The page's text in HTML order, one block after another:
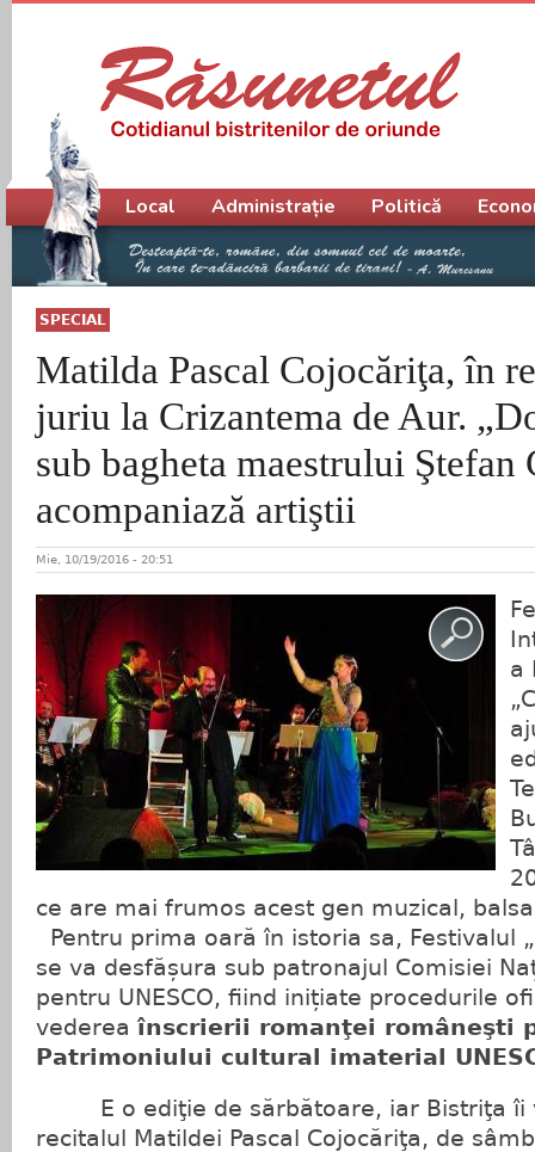
SPECIAL
Matilda Pascal Cojocăriţa, în
juriu la Crizantema de Aur.
sub bagheta maestrului Ştefan
acompaniază artiştii
Mie, 10/19/2016 - 20:51
a
ce are mai frumos acest gen muzical,
Pentru prima oară în istoria sa, Festivalul
se va desfășura sub patronajul Comisiei
pentru UNESCO, fiind inițiate procedurile
vederea înscrierii romanţei româneşti
Patrimoniului cultural imaterial
E o ediţie de sărbătoare, iar Bistriţa îi
recitalul Matildei Pascal Cojocăriţa, de
Meniu principal
Local Administrație Politică